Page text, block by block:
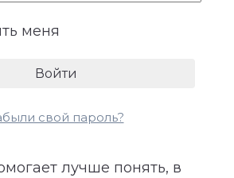
качества, необходимые
внутренние
денежного потока.
лучше понять, в
меня
свой пароль?